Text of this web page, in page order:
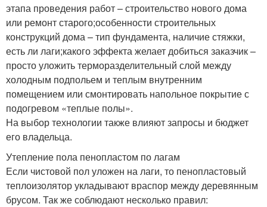
этапа проведения работ – строительство нового дома
или ремонт старого;особенности строительных
конструкций дома – тип фундамента, наличие стяжки,
есть ли лаги;какого эффекта желает добиться заказчик –
просто уложить терморазделительный слой между
холодным подпольем и теплым внутренним
помещением или смонтировать напольное покрытие с
подогревом «теплые полы».
На выбор технологии также влияют запросы и бюджет
его владельца.
Утепление пола пенопластом по лагам
Если чистовой пол уложен на лаги, то пенопластовый
теплоизолятор укладывают враспор между деревянным
брусом. Так же соблюдают несколько правил: